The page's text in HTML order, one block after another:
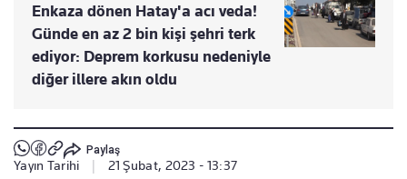
Enkaza dönen Hatay'a acı veda!
Günde en az 2 bin kişi şehri terk
ediyor: Deprem korkusu nedeniyle
diğer illere akın oldu
Paylaş
Yayın Tarihi 21 Şubat, 2023 - 13:37